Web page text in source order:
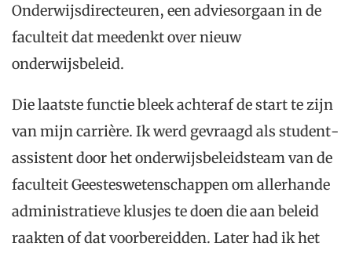
Onderwijsdirecteuren, een adviesorgaan in de
faculteit dat meedenkt over nieuw
onderwijsbeleid.
Die laatste functie bleek achteraf de start te zijn
van mijn carrière. Ik werd gevraagd als student-
assistent door het onderwijsbeleidsteam van de
faculteit Geesteswetenschappen om allerhande
administratieve klusjes te doen die aan beleid
raakten of dat voorbereidden. Later had ik het